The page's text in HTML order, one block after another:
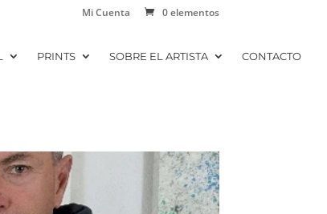
Mi Cuenta 0 elementos
PRINTS SOBRE EL ARTISTA CONTACTO